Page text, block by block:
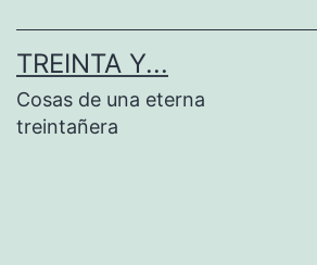
TREINTA Y...
Cosas de una eterna
treintañera